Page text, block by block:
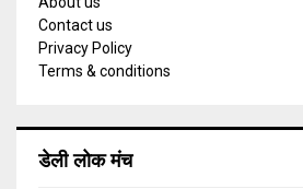
Contact us
Privacy Policy
Terms & conditions
डेली लोक मंच